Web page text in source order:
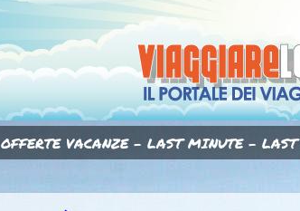
OFFERTE VACANZE - LAST MINUTE - LAST